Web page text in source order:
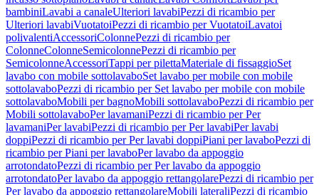
bambiniLavabi a canaleUlteriori lavabiPezzi di ricambio per
Ulteriori lavabiVuotatoiPezzi di ricambio per VuotatoiLavatoi
polivalentiAccessoriColonnePezzi di ricambio per
ColonneColonneSemicolonnePezzi di ricambio per
SemicolonneAccessoriTappi per pilettaMateriale di fissaggioSet
lavabo con mobile sottolavaboSet lavabo per mobile con mobile
sottolavaboPezzi di ricambio per Set lavabo per mobile con mobile
sottolavaboMobili per bagnoMobili sottolavaboPezzi di ricambio per
Mobili sottolavaboPer lavamaniPezzi di ricambio per Per
lavamaniPer lavabiPezzi di ricambio per Per lavabiPer lavabi
doppiPezzi di ricambio per Per lavabi doppiPiani per lavaboPezzi di
ricambio per Piani per lavaboPer lavabo da appoggio
arrotondatoPezzi di ricambio per Per lavabo da appoggio
arrotondatoPer lavabo da appoggio rettangolarePezzi di ricambio per
Per lavabo da appoggio rettangolareMobili lateraliPezzi di ricambio